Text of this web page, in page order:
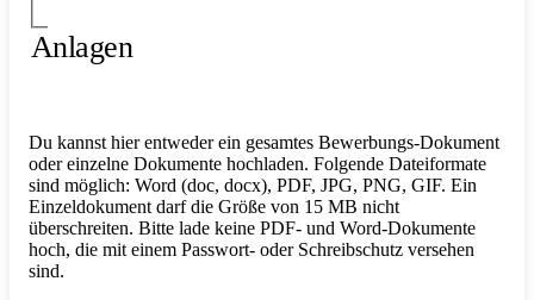
Anlagen
Du kannst hier entweder ein gesamtes Bewerbungs-Dokument
oder einzelne Dokumente hochladen. Folgende Dateiformate
sind möglich: Word (doc, docx), PDF, JPG, PNG, GIF. Ein
Einzeldokument darf die Größe von 15 MB nicht
überschreiten. Bitte lade keine PDF- und Word-Dokumente
hoch, die mit einem Passwort- oder Schreibschutz versehen
sind.